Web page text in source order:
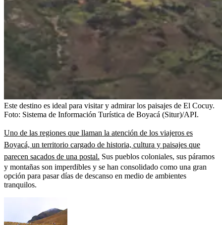
Este destino es ideal para visitar y admirar los paisajes de El Cocuy.
Foto: Sistema de Información Turística de Boyacá (Situr)/API.
Uno de las regiones que llaman la atención de los viajeros es
Boyacá, un territorio cargado de historia, cultura y paisajes que
parecen sacados de una postal. Sus pueblos coloniales, sus páramos
y montañas son imperdibles y se han consolidado como una gran
opción para pasar días de descanso en medio de ambientes
tranquilos.